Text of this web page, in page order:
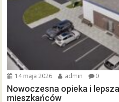
14 maja 2026 admin 0
Nowoczesna opieka i
mieszkańców